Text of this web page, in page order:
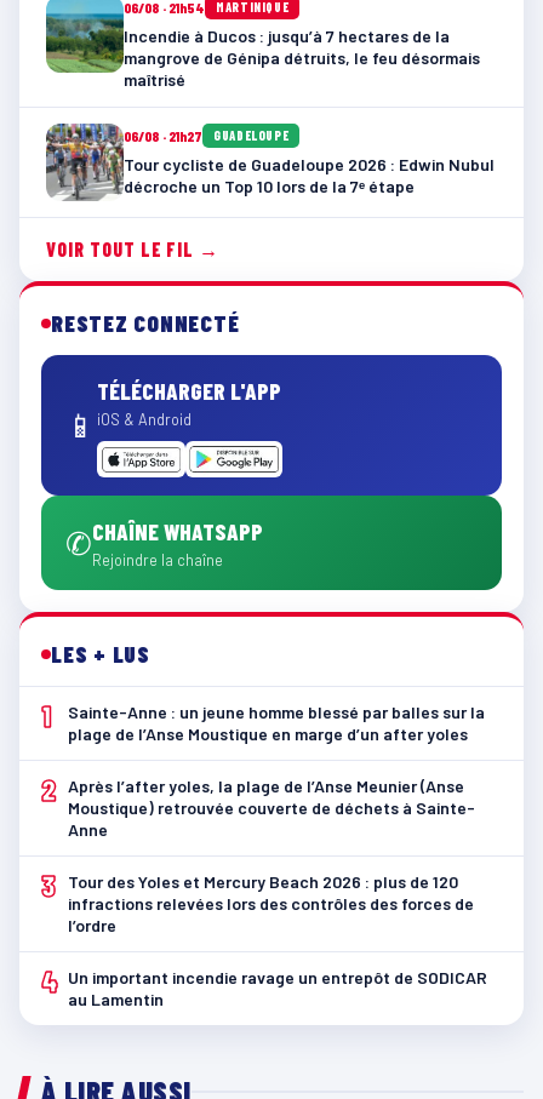
06/08 · 21h54 MARTINIQUE
Incendie à Ducos : jusqu’à 7 hectares de la
mangrove de Génipa détruits, le feu désormais
maîtrisé
06/08 · 21h27 GUADELOUPE
Tour cycliste de Guadeloupe 2026 : Edwin Nubul
décroche un Top 10 lors de la 7ᵉ étape
VOIR TOUT LE FIL →
RESTEZ CONNECTÉ
📱
TÉLÉCHARGER L'APP
iOS & Android
✆CHAÎNE WHATSAPP
Rejoindre la chaîne
LES + LUS
1
Sainte-Anne : un jeune homme blessé par balles sur la
plage de l’Anse Moustique en marge d’un after yoles
2 Après l’after yoles, la plage de l’Anse Meunier (Anse
Moustique) retrouvée couverte de déchets à Sainte-
Anne
3
Tour des Yoles et Mercury Beach 2026 : plus de 120
infractions relevées lors des contrôles des forces de
l’ordre
4 Un important incendie ravage un entrepôt de SODICAR
au Lamentin
À LIRE AUSSI